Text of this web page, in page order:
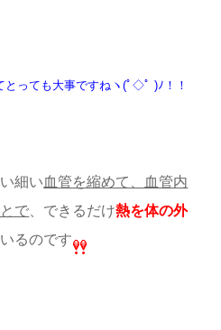
っても大事ですねヽ(ﾟ◇ﾟ )ﾉ！！
細い血管を縮めて、血管内
で 、できるだけ熱を体の外
るのです